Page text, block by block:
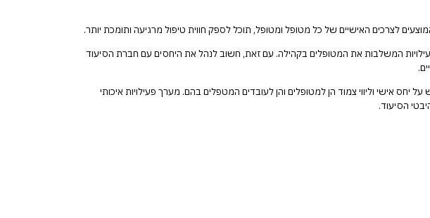
לצרכים האישיים של כל מטופל ומטופל, תוכל לספק חווית טיפול מרגיעה ותומכת יותר.
המשלבות את המטופלים בקהילה. עם זאת, חשוב לנהל את היחסים עם חברת הסיעוד
אישי וליווי צמוד הן למטופלים והן לעובדים המטפלים בהם. מערך פעילויות איכותי
הסיעוד.